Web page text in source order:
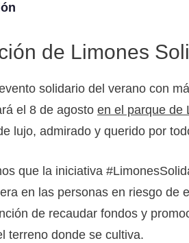
de Limones
solidario del verano con
el 8 de agosto en el parque de
lujo, admirado y querido por
que la iniciativa
en las personas en riesgo de
de recaudar fondos y
terreno donde se cultiva.